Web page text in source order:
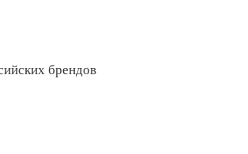
брендов